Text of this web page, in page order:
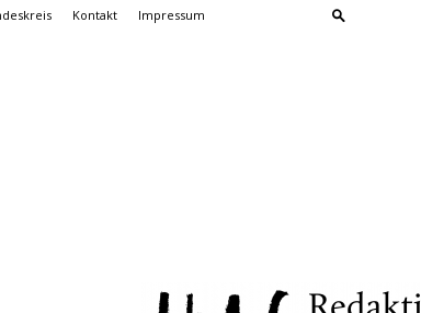
Kontakt Impressum